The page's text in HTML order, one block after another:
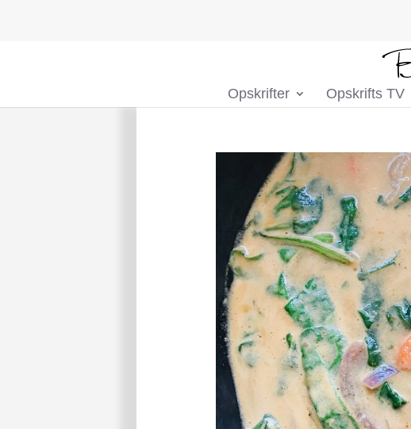
Opskrifter Opskrifts TV